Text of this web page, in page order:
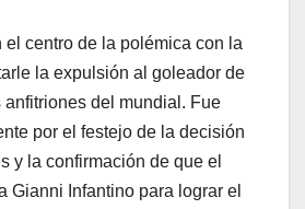
el centro de la polémica con la
la expulsión al goleador de
anfitriones del mundial. Fue
por el festejo de la decisión
y la confirmación de que el
Gianni Infantino para lograr el